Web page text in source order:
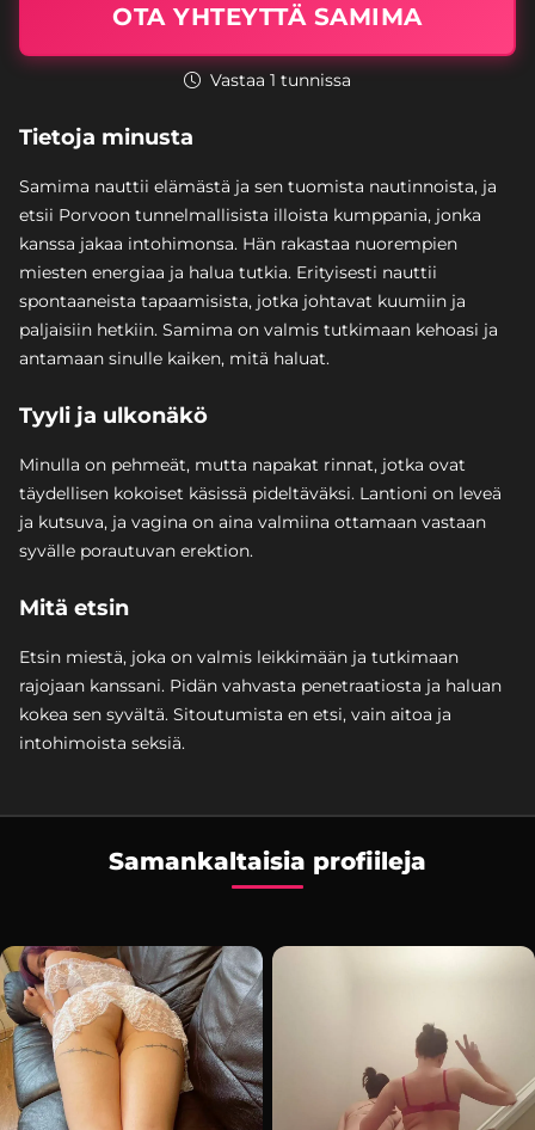
OTA YHTEYTTÄ SAMIMA
Vastaa 1 tunnissa
Tietoja minusta
Samima nauttii elämästä ja sen tuomista nautinnoista, ja
etsii Porvoon tunnelmallisista illoista kumppania, jonka
kanssa jakaa intohimonsa. Hän rakastaa nuorempien
miesten energiaa ja halua tutkia. Erityisesti nauttii
spontaaneista tapaamisista, jotka johtavat kuumiin ja
paljaisiin hetkiin. Samima on valmis tutkimaan kehoasi ja
antamaan sinulle kaiken, mitä haluat.
Tyyli ja ulkonäkö
Minulla on pehmeät, mutta napakat rinnat, jotka ovat
täydellisen kokoiset käsissä pideltäväksi. Lantioni on leveä
ja kutsuva, ja vagina on aina valmiina ottamaan vastaan
syvälle porautuvan erektion.
Mitä etsin
Etsin miestä, joka on valmis leikkimään ja tutkimaan
rajojaan kanssani. Pidän vahvasta penetraatiosta ja haluan
kokea sen syvältä. Sitoutumista en etsi, vain aitoa ja
intohimoista seksiä.
Samankaltaisia profiileja